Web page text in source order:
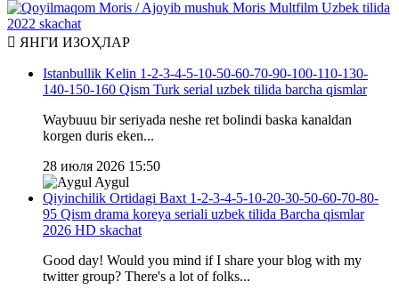
ЯНГИ ИЗОҲЛАР
Istanbullik Kelin 1-2-3-4-5-10-50-60-70-90-100-110-130-
140-150-160 Qism Turk serial uzbek tilida barcha qismlar
Waybuuu bir seriyada neshe ret bolindi baska kanaldan
korgen duris eken...
28 июля 2026 15:50
Aygul
Qiyinchilik Ortidagi Baxt 1-2-3-4-5-10-20-30-50-60-70-80-
95 Qism drama koreya seriali uzbek tilida Barcha qismlar
2026 HD skachat
Good day! Would you mind if I share your blog with my
twitter group? There's a lot of folks...